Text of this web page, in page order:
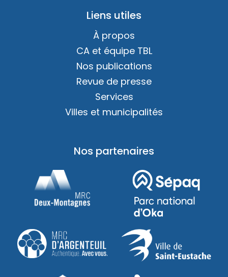
Liens utiles
À propos
CA et équipe TBL
Nos publications
Revue de presse
Services
Villes et municipalités
Nos partenaires